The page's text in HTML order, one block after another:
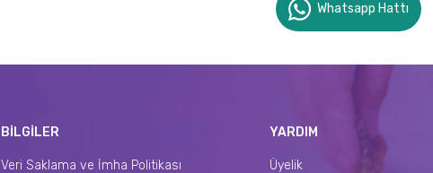
BİLGİLER
Veri Saklama ve İmha Politikası
YARDIM
Üyelik
Whatsapp Hattı